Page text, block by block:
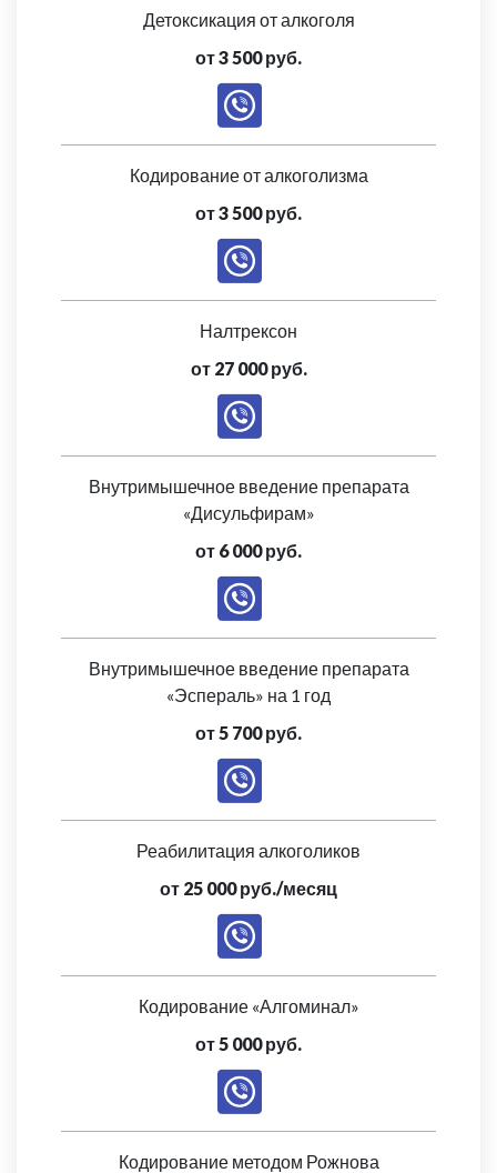
Детоксикация от алкоголя
от 3 500 руб.
Кодирование от алкоголизма
от 3 500 руб.
Налтрексон
от 27 000 руб.
Внутримышечное введение препарата
«Дисульфирам»
от 6 000 руб.
Внутримышечное введение препарата
«Эспераль» на 1 год
от 5 700 руб.
Реабилитация алкоголиков
от 25 000 руб./месяц
Кодирование «Алгоминал»
от 5 000 руб.
Кодирование методом Рожнова